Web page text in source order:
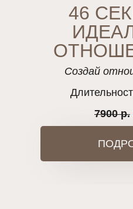
Создай
7900 р.
46